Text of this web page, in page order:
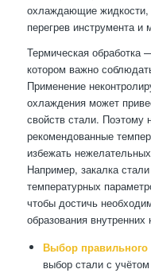
охлаждающие жидкости,
перегрев инструмента и
Термическая
котором важно
Применение
охлаждения может
свойств стали. Поэтому
рекомендованные
избежать
Например, закалка
температурных
чтобы достичь
образования внутренних
Выбор правильного
выбор стали с